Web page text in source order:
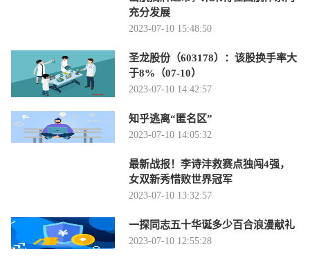
充分发展
2023-07-10 15:48:50
圣龙股份（603178）：该股换手率大
于8%（07-10）
2023-07-10 14:42:57
知乎逃离“匿名区”
2023-07-10 14:05:32
最新战报！李诗沣救赛点独闯4强，
女双新秀惜败世界冠军
2023-07-10 13:32:57
一探同志五十华诞多少百合浪漫献礼
2023-07-10 12:55:28